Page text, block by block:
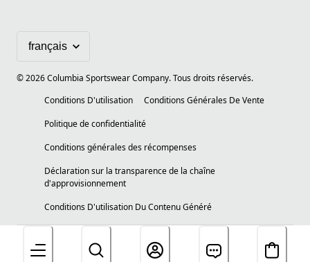
©2026Columbia Sportswear Company. Tous droits réservés.
Conditions D'utilisation
Conditions Générales De Vente
Politique de confidentialité
Conditions générales des récompenses
Déclaration sur la transparence de la chaîne
d'approvisionnement
Conditions D'utilisation Du Contenu Généré